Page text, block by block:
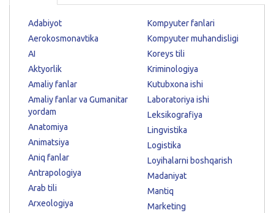
Adabiyot
Aerokosmonavtika
AI
Aktyorlik
Amaliy fanlar
Amaliy fanlar va Gumanitar
yordam
Anatomiya
Animatsiya
Aniq fanlar
Antrapologiya
Arab tili
Arxeologiya
Kompyuter fanlari
Kompyuter muhandisligi
Koreys tili
Kriminologiya
Kutubxona ishi
Laboratoriya ishi
Leksikografiya
Lingvistika
Logistika
Loyihalarni boshqarish
Madaniyat
Mantiq
Marketing